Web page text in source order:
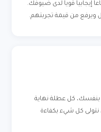
إيجابياً قوياً لدى ضيوفك.
من قيمة تجربتهم.
كل عطلة نهاية
نتولى كل شيء بكفاءة